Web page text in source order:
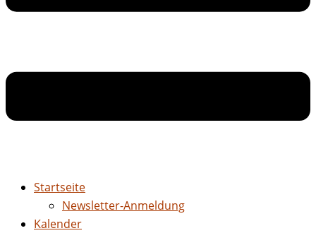
Startseite
Newsletter-Anmeldung
Kalender